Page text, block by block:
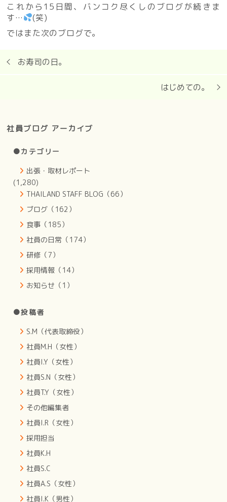
これから15日間、バンコク尽くしのブログが続きま
す…
(笑)
ではまた次のブログで。
お寿司の日。
はじめての。
社員ブログ アーカイブ
●カテゴリー
出張・取材レポート
(1,280)
THAILAND STAFF BLOG（66）
ブログ（162）
食事（185）
社員の日常（174）
研修（7）
採用情報（14）
お知らせ（1）
●投稿者
S.M（代表取締役）
社員M.H（女性）
社員I.Y（女性）
社員S.N（女性）
社員T.Y（女性）
その他編集者
社員I.R（女性）
採用担当
社員K.H
社員S.C
社員A.S（女性）
社員I.K（男性）